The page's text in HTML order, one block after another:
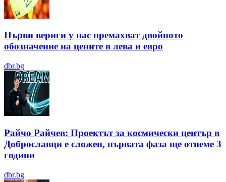
Първи вериги у нас премахват двойното
обозначение на цените в лева и евро
dbr.bg
Райчо Райчев: Проектът за космически център в
Доброславци е сложен, първата фаза ще отнеме 3
години
dbr.bg